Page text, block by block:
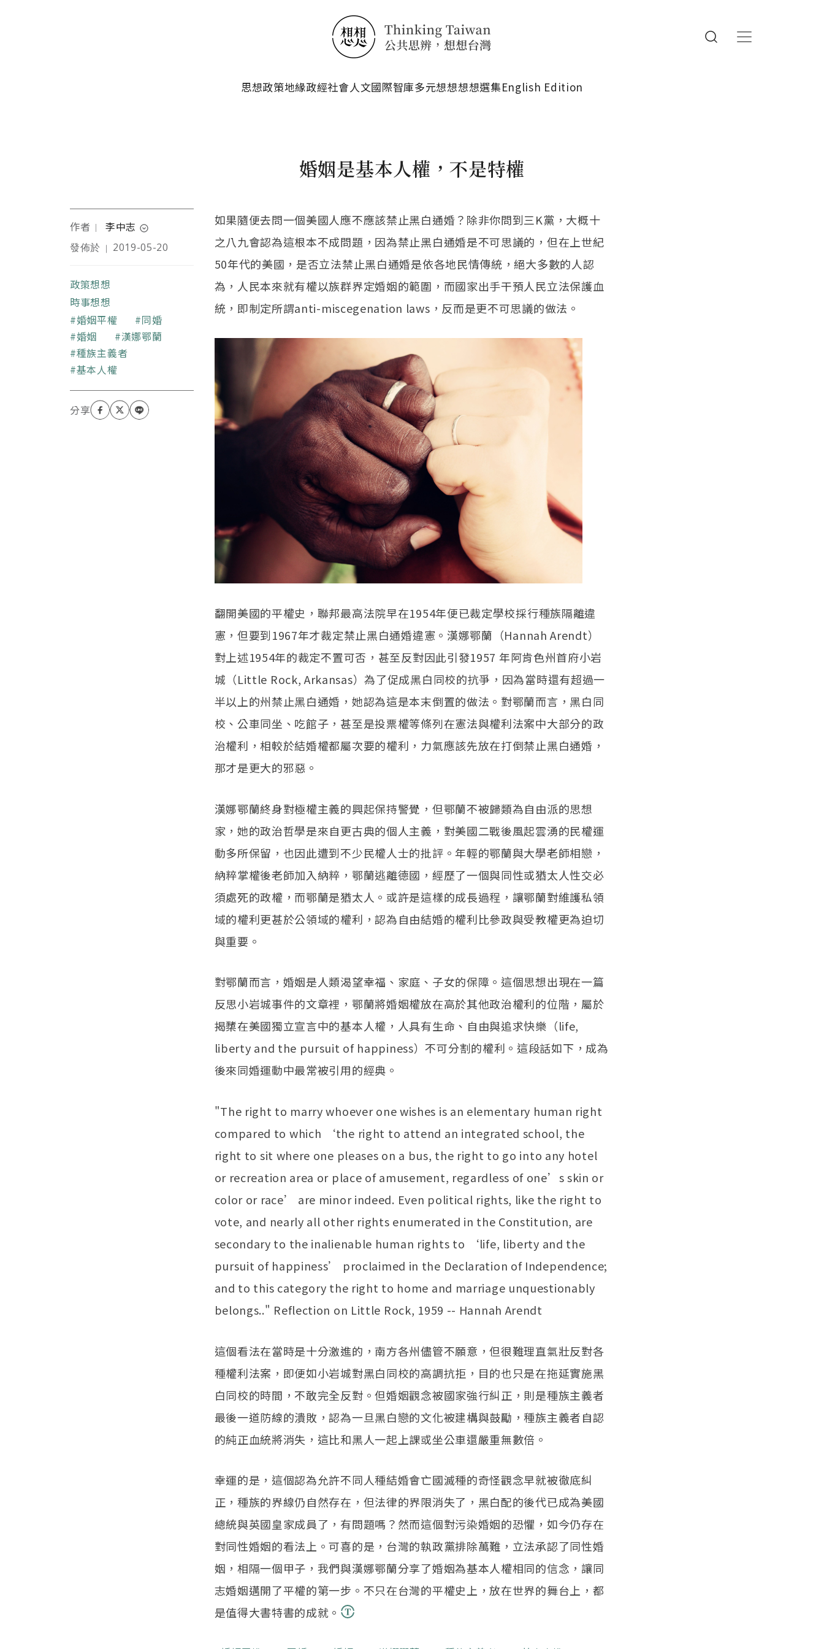
思想政策地緣政經社會人文國際智庫多元想想想想選集English Edition
婚姻是基本人權，不是特權
作者 ｜ 李中志 expand_circle_down
美國伊利諾州立大學電腦
授協會會員。
發佈於 ｜ 2019-05-20
政策想想
時事想想
關鍵字
婚姻平權
同婚
婚姻
漢娜鄂蘭
種族主義者
基本人權
如果隨便去問一個美國人應不應該禁止黑白通婚？除非你問到三K黨，大概十
之八九會認為這根本不成問題，因為禁止黑白通婚是不可思議的，但在上世紀
50年代的美國，是否立法禁止黑白通婚是依各地民情傳統，絕大多數的人認
為，人民本來就有權以族群界定婚姻的範圍，而國家出手干預人民立法保護血
統，即制定所謂anti-miscegenation laws，反而是更不可思議的做法。
翻開美國的平權史，聯邦最高法院早在1954年便已裁定學校採行種族隔離違
憲，但要到1967年才裁定禁止黑白通婚違憲。漢娜鄂蘭（Hannah Arendt）
對上述1954年的裁定不置可否，甚至反對因此引發1957 年阿肯色州首府小岩
城（Little Rock, Arkansas）為了促成黑白同校的抗爭，因為當時還有超過一
半以上的州禁止黑白通婚，她認為這是本末倒置的做法。對鄂蘭而言，黑白同
校、公車同坐、吃館子，甚至是投票權等條列在憲法與權利法案中大部分的政
治權利，相較於結婚權都屬次要的權利，力氣應該先放在打倒禁止黑白通婚，
那才是更大的邪惡。
漢娜鄂蘭終身對極權主義的興起保持警覺，但鄂蘭不被歸類為自由派的思想
家，她的政治哲學是來自更古典的個人主義，對美國二戰後風起雲湧的民權運
動多所保留，也因此遭到不少民權人士的批評。年輕的鄂蘭與大學老師相戀，
納粹掌權後老師加入納粹，鄂蘭逃離德國，經歷了一個與同性或猶太人性交必
須處死的政權，而鄂蘭是猶太人。或許是這樣的成長過程，讓鄂蘭對維護私領
域的權利更甚於公領域的權利，認為自由結婚的權利比參政與受教權更為迫切
與重要。
對鄂蘭而言，婚姻是人類渴望幸福、家庭、子女的保障。這個思想出現在一篇
反思小岩城事件的文章裡，鄂蘭將婚姻權放在高於其他政治權利的位階，屬於
揭櫫在美國獨立宣言中的基本人權，人具有生命、自由與追求快樂（life,
liberty and the pursuit of happiness）不可分割的權利。這段話如下，成為
後來同婚運動中最常被引用的經典。
"The right to marry whoever one wishes is an elementary human right
compared to which ‘the right to attend an integrated school, the
right to sit where one pleases on a bus, the right to go into any hotel
or recreation area or place of amusement, regardless of one’s skin or
color or race’ are minor indeed. Even political rights, like the right to
vote, and nearly all other rights enumerated in the Constitution, are
secondary to the inalienable human rights to ‘life, liberty and the
pursuit of happiness’ proclaimed in the Declaration of Independence;
and to this category the right to home and marriage unquestionably
belongs.." Reflection on Little Rock, 1959 -- Hannah Arendt
這個看法在當時是十分激進的，南方各州儘管不願意，但很難理直氣壯反對各
種權利法案，即便如小岩城對黑白同校的高調抗拒，目的也只是在拖延實施黑
白同校的時間，不敢完全反對。但婚姻觀念被國家強行糾正，則是種族主義者
最後一道防線的潰敗，認為一旦黑白戀的文化被建構與鼓勵，種族主義者自認
的純正血統將消失，這比和黑人一起上課或坐公車還嚴重無數倍。
幸運的是，這個認為允許不同人種結婚會亡國滅種的奇怪觀念早就被徹底糾
正，種族的界線仍自然存在，但法律的界限消失了，黑白配的後代已成為美國
總統與英國皇家成員了，有問題嗎？然而這個對污染婚姻的恐懼，如今仍存在
對同性婚姻的看法上。可喜的是，台灣的執政黨排除萬難，立法承認了同性婚
姻，相隔一個甲子，我們與漢娜鄂蘭分享了婚姻為基本人權相同的信念，讓同
志婚姻邁開了平權的第一步。不只在台灣的平權史上，放在世界的舞台上，都
是值得大書特書的成就。